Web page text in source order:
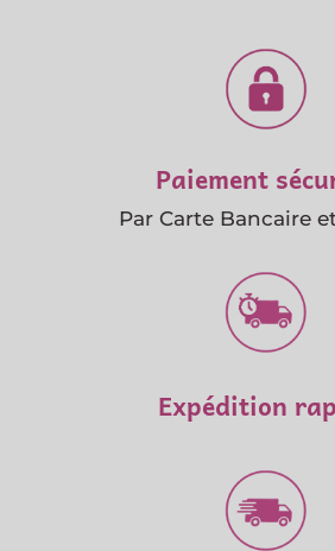
Paiement
Par Carte Bancaire
Expédition